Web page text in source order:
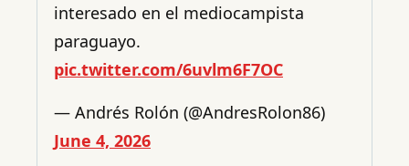
interesado en el mediocampista
paraguayo.
pic.twitter.com/6uvlm6F7OC
— Andrés Rolón (@AndresRolon86)
June 4, 2026